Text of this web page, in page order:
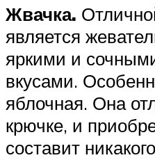
Жвачка.
является
яркими и
вкусами.
яблочная. Она
крючке, и
составит